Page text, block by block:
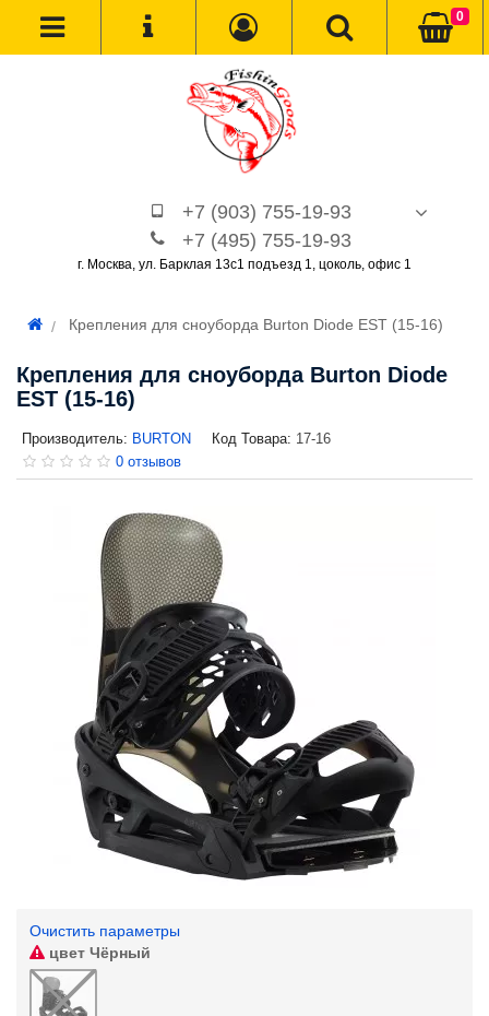
+7 (903) 755-19-93
+7 (495) 755-19-93
г. Москва, ул. Барклая 13с1 подъезд 1, цоколь, офис 1
0
Крепления для сноуборда Burton Diode EST (15-16)
Крепления для сноуборда Burton Diode
EST (15-16)
Производитель: BURTON Код Товара: 17-16
0 отзывов
Очистить параметры
цвет Чёрный